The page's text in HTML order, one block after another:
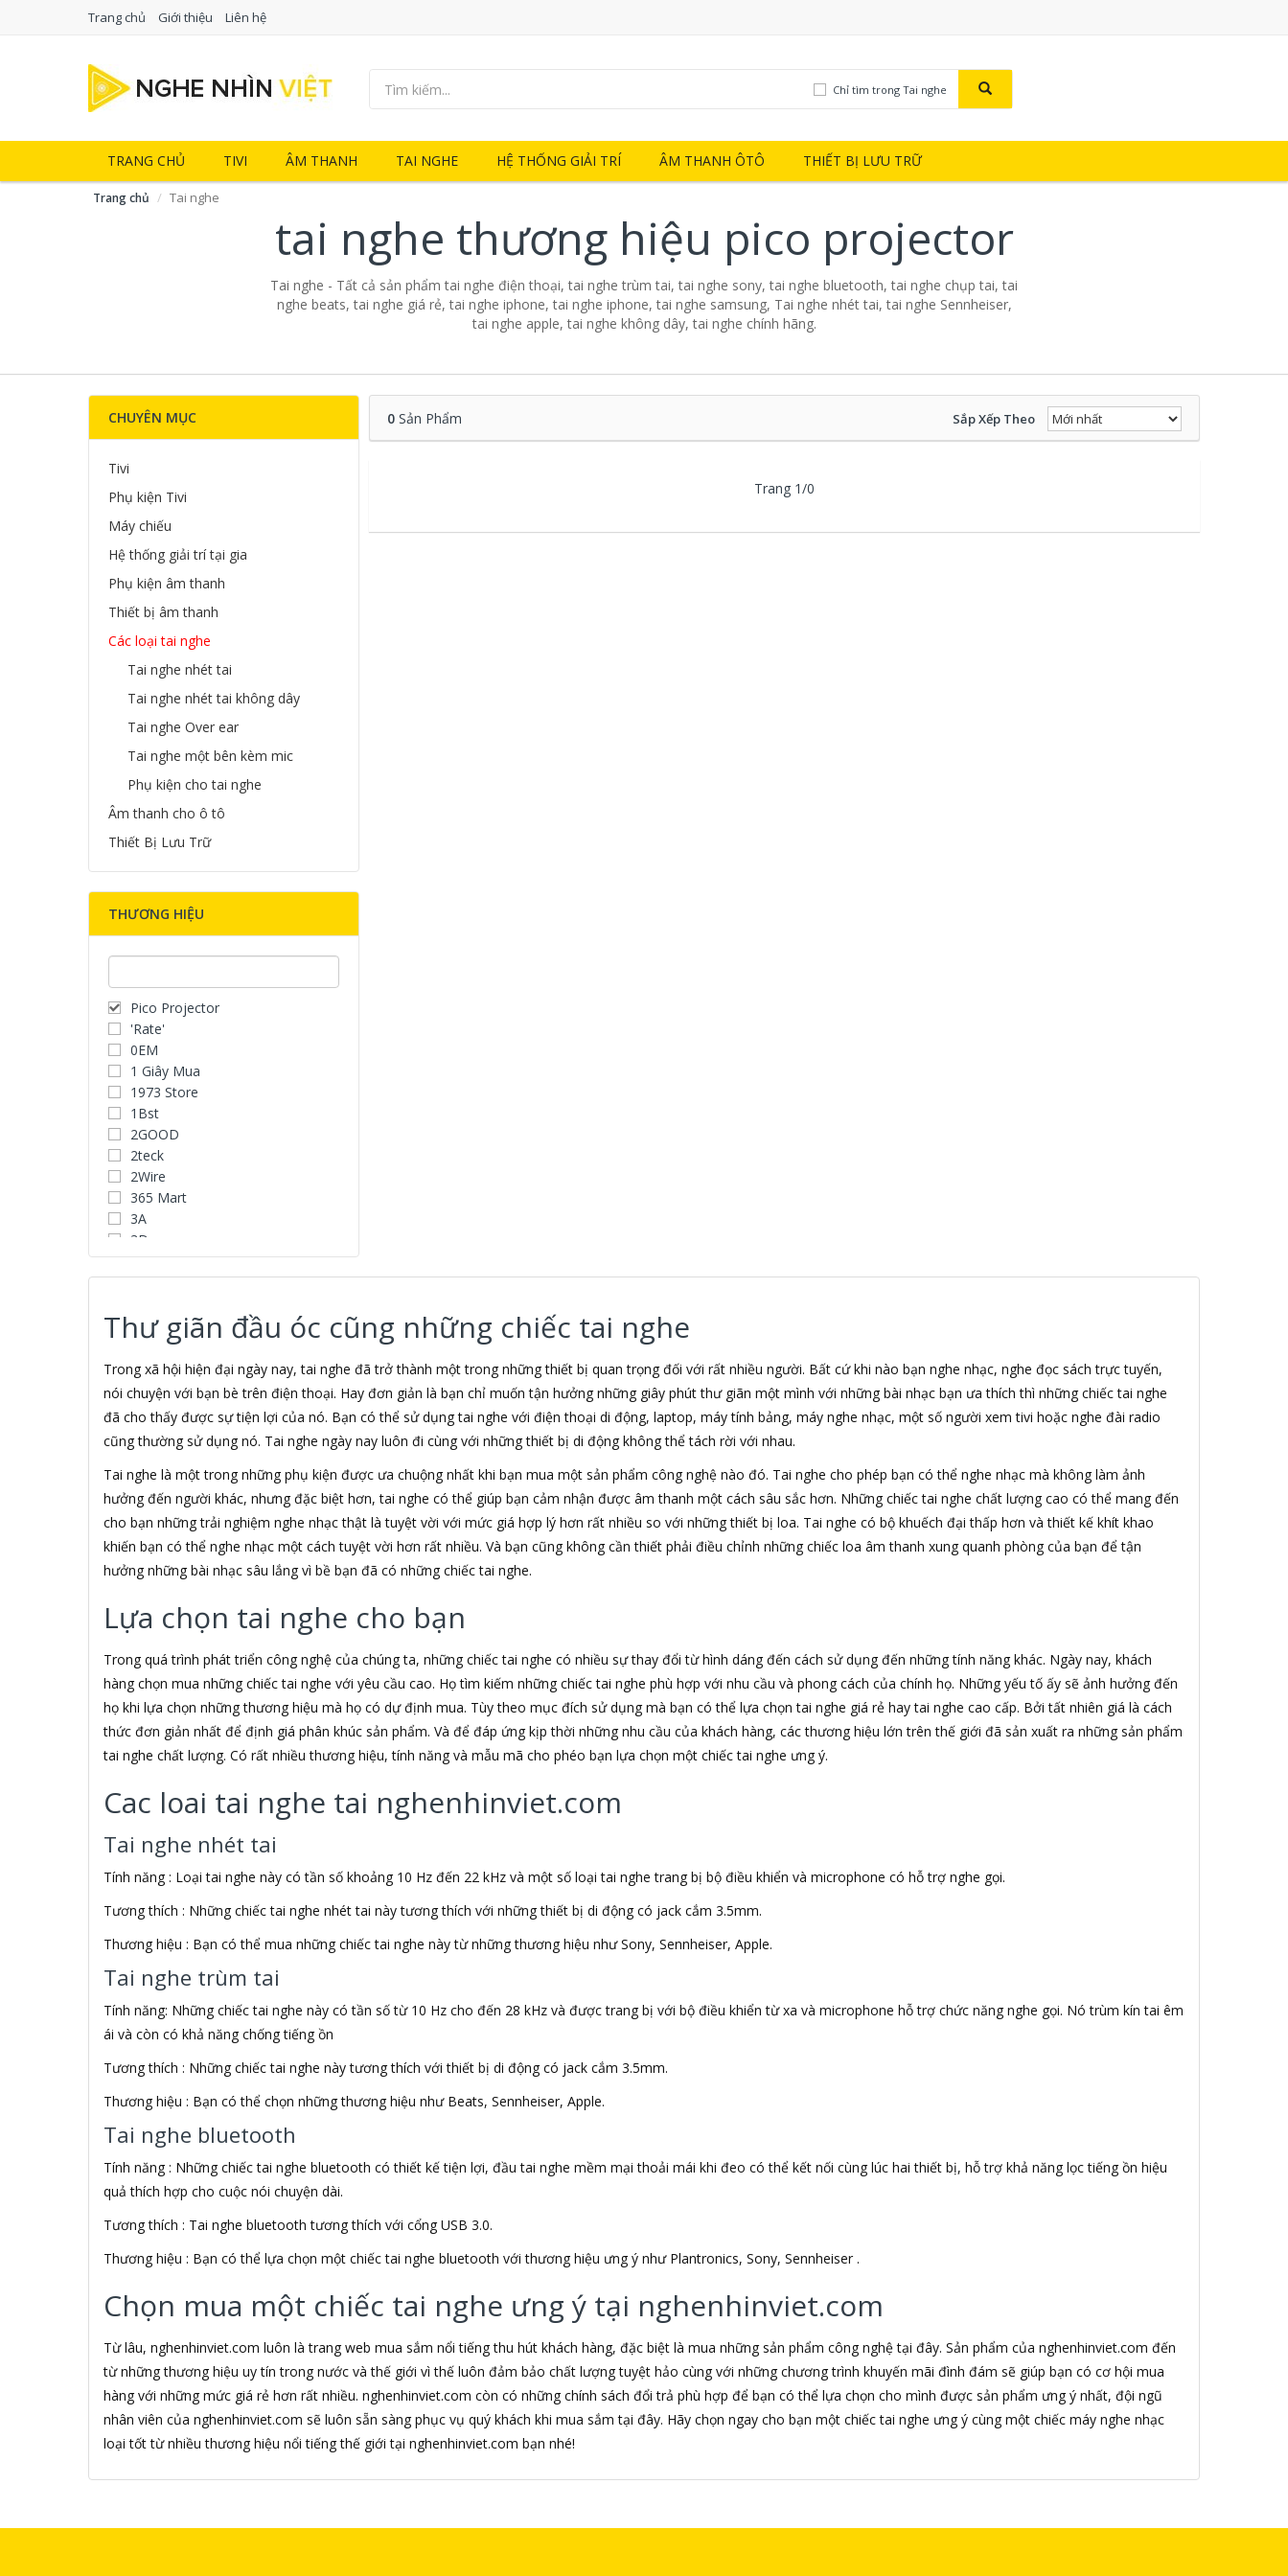
Trang chủ Giới thiệu Liên hệ
Chỉ tìm trong Tai nghe
TRANG CHỦ TIVI ÂM THANH TAI NGHE HỆ THỐNG GIẢI TRÍ ÂM THANH ÔTÔ THIẾT BỊ LƯU TRỮ
Trang chủ Tai nghe
tai nghe thương hiệu pico projector
Tai nghe - Tất cả sản phẩm tai nghe điện thoại, tai nghe trùm tai, tai nghe sony, tai nghe bluetooth, tai nghe chụp tai, tai
nghe beats, tai nghe giá rẻ, tai nghe iphone, tai nghe iphone, tai nghe samsung, Tai nghe nhét tai, tai nghe Sennheiser,
tai nghe apple, tai nghe không dây, tai nghe chính hãng.
CHUYÊN MỤC
Tivi
Phụ kiện Tivi
Máy chiếu
Hệ thống giải trí tại gia
Phụ kiện âm thanh
Thiết bị âm thanh
Các loại tai nghe
Tai nghe nhét tai
Tai nghe nhét tai không dây
Tai nghe Over ear
Tai nghe một bên kèm mic
Phụ kiện cho tai nghe
Âm thanh cho ô tô
Thiết Bị Lưu Trữ
THƯƠNG HIỆU
Pico Projector
'Rate'
0EM
1 Giây Mua
1973 Store
1Bst
2GOOD
2teck
2Wire
365 Mart
3A
3D
3D Water Speaker
3Dconnexion
3S
5A systems
7Gift Shop
A 100+
A Clock
AAD
ABCNOVEL
ABN
ACASIS
ACCESS
Accessorize
Acer
ACNES
ACOUSTIC ENERGY
AD
ADATA
ADATA USA
ADDLOGIX
AFOX
Ai Home
Aiborg
Aibot
AIPTEK
Air Mouse
Airmouse
AIRPORT
AKAI
Aker
AKG
Akino
AKIRA
Akus
Alctron
Alfa Romeo
ALGOZ
Allen Heath
ALLOYSEED
Alphun
Alps
AMAZON
AmazonBasics
AMD
Ami
Amkov
AMP
AMPED WIRELESS
0Sản Phẩm Sắp Xếp Theo
Trang 1/0
Thư giãn đầu óc cũng những chiếc tai nghe
Trong xã hội hiện đại ngày nay, tai nghe đã trở thành một trong những thiết bị quan trọng đối với rất nhiều người. Bất cứ khi nào bạn nghe nhạc, nghe đọc sách trực tuyến,
nói chuyện với bạn bè trên điện thoại. Hay đơn giản là bạn chỉ muốn tận hưởng những giây phút thư giãn một mình với những bài nhạc bạn ưa thích thì những chiếc tai nghe
đã cho thấy được sự tiện lợi của nó. Bạn có thể sử dụng tai nghe với điện thoại di động, laptop, máy tính bảng, máy nghe nhạc, một số người xem tivi hoặc nghe đài radio
cũng thường sử dụng nó. Tai nghe ngày nay luôn đi cùng với những thiết bị di động không thể tách rời với nhau.
Tai nghe là một trong những phụ kiện được ưa chuộng nhất khi bạn mua một sản phẩm công nghệ nào đó. Tai nghe cho phép bạn có thể nghe nhạc mà không làm ảnh
hưởng đến người khác, nhưng đặc biệt hơn, tai nghe có thể giúp bạn cảm nhận được âm thanh một cách sâu sắc hơn. Những chiếc tai nghe chất lượng cao có thể mang đến
cho bạn những trải nghiệm nghe nhạc thật là tuyệt vời với mức giá hợp lý hơn rất nhiều so với những thiết bị loa. Tai nghe có bộ khuếch đại thấp hơn và thiết kế khít khao
khiến bạn có thể nghe nhạc một cách tuyệt vời hơn rất nhiều. Và bạn cũng không cần thiết phải điều chỉnh những chiếc loa âm thanh xung quanh phòng của bạn để tận
hưởng những bài nhạc sâu lắng vì bề bạn đã có những chiếc tai nghe.
Lựa chọn tai nghe cho bạn
Trong quá trình phát triển công nghệ của chúng ta, những chiếc tai nghe có nhiều sự thay đổi từ hình dáng đến cách sử dụng đến những tính năng khác. Ngày nay, khách
hàng chọn mua những chiếc tai nghe với yêu cầu cao. Họ tìm kiếm những chiếc tai nghe phù hợp với nhu cầu và phong cách của chính họ. Những yếu tố ấy sẽ ảnh hưởng đến
họ khi lựa chọn những thương hiệu mà họ có dự định mua. Tùy theo mục đích sử dụng mà bạn có thể lựa chọn tai nghe giá rẻ hay tai nghe cao cấp. Bởi tất nhiên giá là cách
thức đơn giản nhất để định giá phân khúc sản phẩm. Và để đáp ứng kịp thời những nhu cầu của khách hàng, các thương hiệu lớn trên thế giới đã sản xuất ra những sản phẩm
tai nghe chất lượng. Có rất nhiều thương hiệu, tính năng và mẫu mã cho phéo bạn lựa chọn một chiếc tai nghe ưng ý.
Cac loai tai nghe tai nghenhinviet.com
Tai nghe nhét tai
Tính năng : Loại tai nghe này có tần số khoảng 10 Hz đến 22 kHz và một số loại tai nghe trang bị bộ điều khiển và microphone có hỗ trợ nghe gọi.
Tương thích : Những chiếc tai nghe nhét tai này tương thích với những thiết bị di động có jack cắm 3.5mm.
Thương hiệu : Bạn có thể mua những chiếc tai nghe này từ những thương hiệu như Sony, Sennheiser, Apple.
Tai nghe trùm tai
Tính năng: Những chiếc tai nghe này có tần số từ 10 Hz cho đến 28 kHz và được trang bị với bộ điều khiển từ xa và microphone hỗ trợ chức năng nghe gọi. Nó trùm kín tai êm
ái và còn có khả năng chống tiếng ồn
Tương thích : Những chiếc tai nghe này tương thích với thiết bị di động có jack cắm 3.5mm.
Thương hiệu : Bạn có thể chọn những thương hiệu như Beats, Sennheiser, Apple.
Tai nghe bluetooth
Tính năng : Những chiếc tai nghe bluetooth có thiết kế tiện lợi, đầu tai nghe mềm mại thoải mái khi đeo có thể kết nối cùng lúc hai thiết bị, hỗ trợ khả năng lọc tiếng ồn hiệu
quả thích hợp cho cuộc nói chuyện dài.
Tương thích : Tai nghe bluetooth tương thích với cổng USB 3.0.
Thương hiệu : Bạn có thể lựa chọn một chiếc tai nghe bluetooth với thương hiệu ưng ý như Plantronics, Sony, Sennheiser .
Chọn mua một chiếc tai nghe ưng ý tại nghenhinviet.com
Từ lâu, nghenhinviet.com luôn là trang web mua sắm nổi tiếng thu hút khách hàng, đặc biệt là mua những sản phẩm công nghệ tại đây. Sản phẩm của nghenhinviet.com đến
từ những thương hiệu uy tín trong nước và thế giới vì thế luôn đảm bảo chất lượng tuyệt hảo cùng với những chương trình khuyến mãi đình đám sẽ giúp bạn có cơ hội mua
hàng với những mức giá rẻ hơn rất nhiều. nghenhinviet.com còn có những chính sách đổi trả phù hợp để bạn có thể lựa chọn cho mình được sản phẩm ưng ý nhất, đội ngũ
nhân viên của nghenhinviet.com sẽ luôn sẵn sàng phục vụ quý khách khi mua sắm tại đây. Hãy chọn ngay cho bạn một chiếc tai nghe ưng ý cùng một chiếc máy nghe nhạc
loại tốt từ nhiều thương hiệu nổi tiếng thế giới tại nghenhinviet.com bạn nhé!